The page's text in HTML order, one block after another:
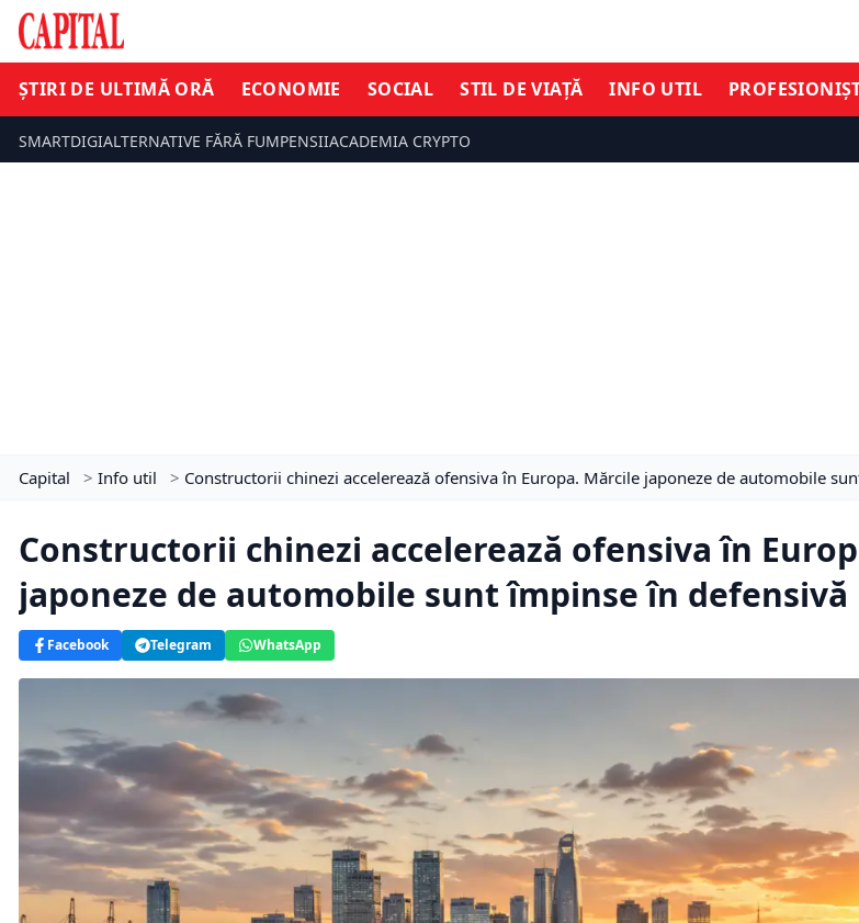
ȘTIRI DE ULTIMĂ ORĂ ECONOMIE SOCIAL STIL DE VIAȚĂ INFO UTIL
SMARTDIGIALTERNATIVE FĂRĂ FUMPENSIIACADEMIA CRYPTO
Capital > Info util > Constructorii chinezi accelerează ofensiva în Europa. Mărcile japoneze de automobile
Constructorii chinezi accelerează ofensiva în
japoneze de automobile sunt împinse în defensivă
Facebook Telegram WhatsApp